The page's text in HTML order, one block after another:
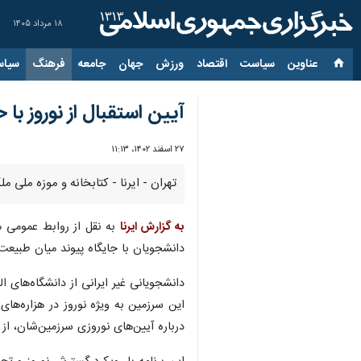
۱۸ مرداد ۱۴۰۵
عناوین‌ سیاست اقتصاد ورزش جهان جامعه فرهنگ
آیین استقبال از نوروز
۲۷ اسفند ۱۴۰۲، ۱۱:۱۳